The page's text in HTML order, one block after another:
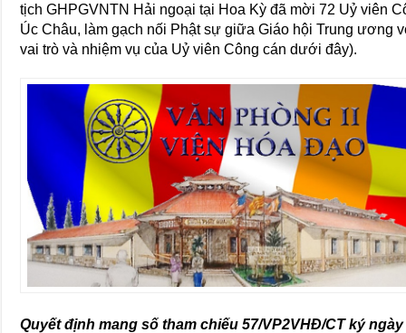
tịch GHPGVNTN Hải ngoại tại Hoa Kỳ đã mời 72 Uỷ viên
Úc Châu, làm gạch nối Phật sự giữa Giáo hội Trung ương
vai trò và nhiệm vụ của Uỷ viên Công cán dưới đây).
Quyết định mang số tham chiếu 57/VP2VHĐ/CT ký